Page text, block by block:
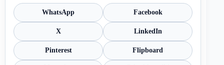
WhatsApp Facebook
X LinkedIn
Pinterest Flipboard